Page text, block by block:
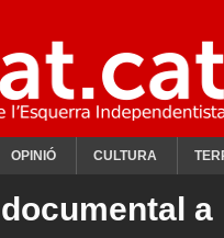
OPINIÓ CULTURA
a